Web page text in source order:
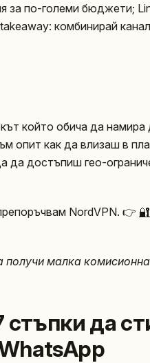
за по-големи бюджети;
комбинирай
който обича да намира
опит как да влизаш в
да достъпиш гео-
NordVPN. 👉
получи малка
стъпки да